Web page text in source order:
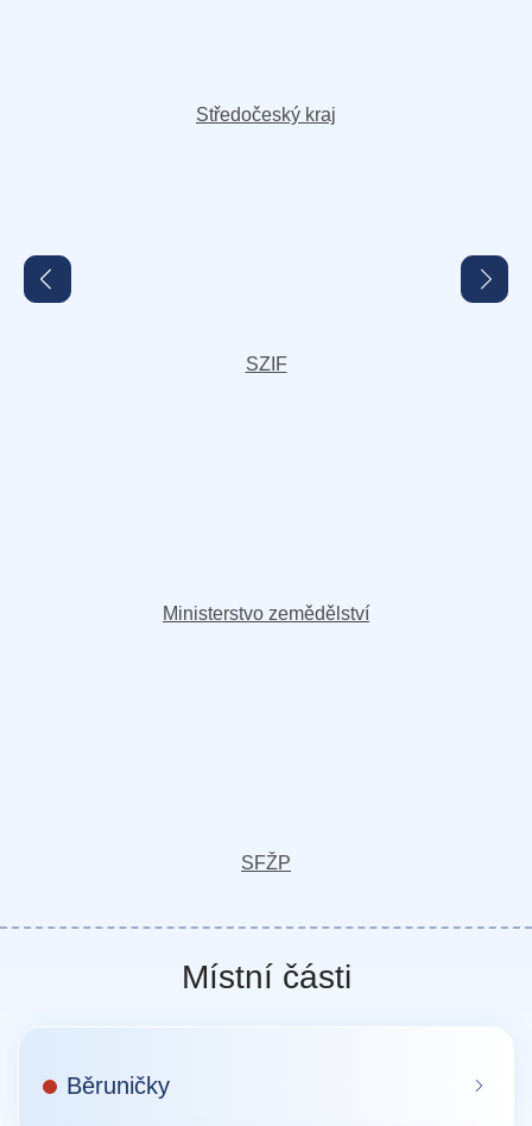
Středočeský kraj
SZIF
Ministerstvo zemědělství
SFŽP
Místní části
Běruničky